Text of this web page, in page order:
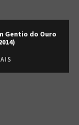
Gentio do Ouro